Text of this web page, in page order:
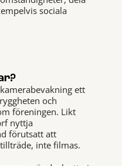
sociala
ett
och
föreningen. Likt
nyttja
förutsatt att
inte filmas.